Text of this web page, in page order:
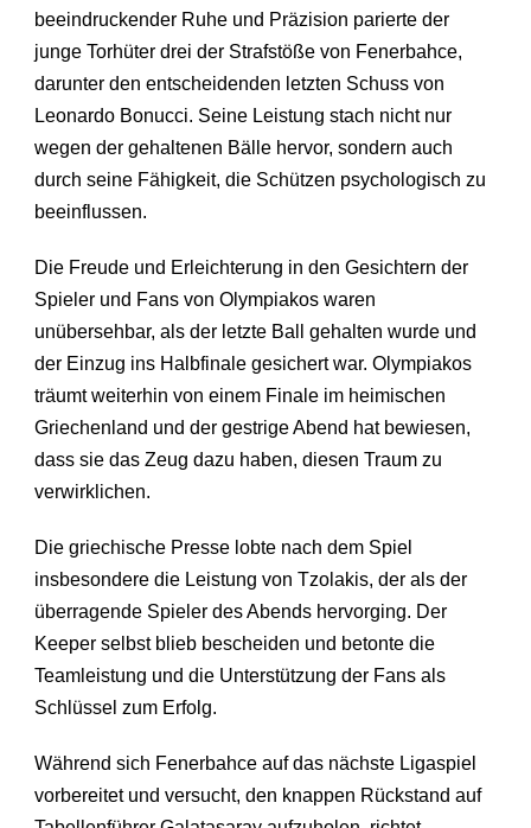
beeindruckender Ruhe und Präzision parierte der
junge Torhüter drei der Strafstöße von Fenerbahce,
darunter den entscheidenden letzten Schuss von
Leonardo Bonucci. Seine Leistung stach nicht nur
wegen der gehaltenen Bälle hervor, sondern auch
durch seine Fähigkeit, die Schützen psychologisch zu
beeinflussen.
Die Freude und Erleichterung in den Gesichtern der
Spieler und Fans von Olympiakos waren
unübersehbar, als der letzte Ball gehalten wurde und
der Einzug ins Halbfinale gesichert war. Olympiakos
träumt weiterhin von einem Finale im heimischen
Griechenland und der gestrige Abend hat bewiesen,
dass sie das Zeug dazu haben, diesen Traum zu
verwirklichen.
Die griechische Presse lobte nach dem Spiel
insbesondere die Leistung von Tzolakis, der als der
überragende Spieler des Abends hervorging. Der
Keeper selbst blieb bescheiden und betonte die
Teamleistung und die Unterstützung der Fans als
Schlüssel zum Erfolg.
Während sich Fenerbahce auf das nächste Ligaspiel
vorbereitet und versucht, den knappen Rückstand auf